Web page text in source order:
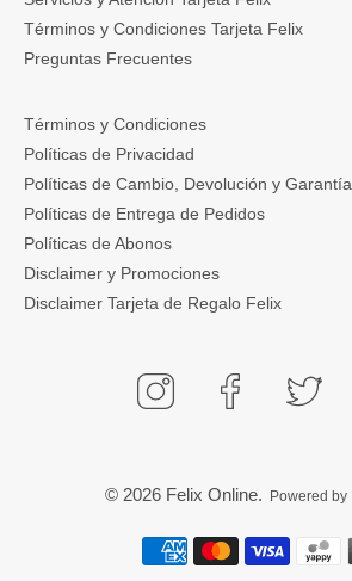
Términos y Condiciones Tarjeta Felix
Preguntas Frecuentes
Términos y Condiciones
Políticas de Privacidad
Políticas de Cambio, Devolución y Garantía
Políticas de Entrega de Pedidos
Políticas de Abonos
Disclaimer y Promociones
Disclaimer Tarjeta de Regalo Felix
© 2026 Felix Online. Powered by